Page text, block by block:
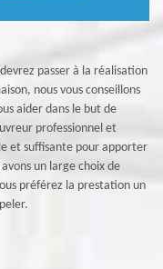
passer à la réalisation
nous vous conseillons
aider dans le but de
professionnel et
et suffisante pour apporter
un large choix de
préférez la prestation un